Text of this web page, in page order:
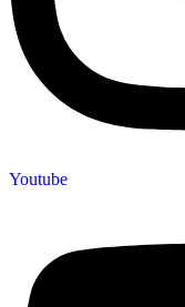
Youtube